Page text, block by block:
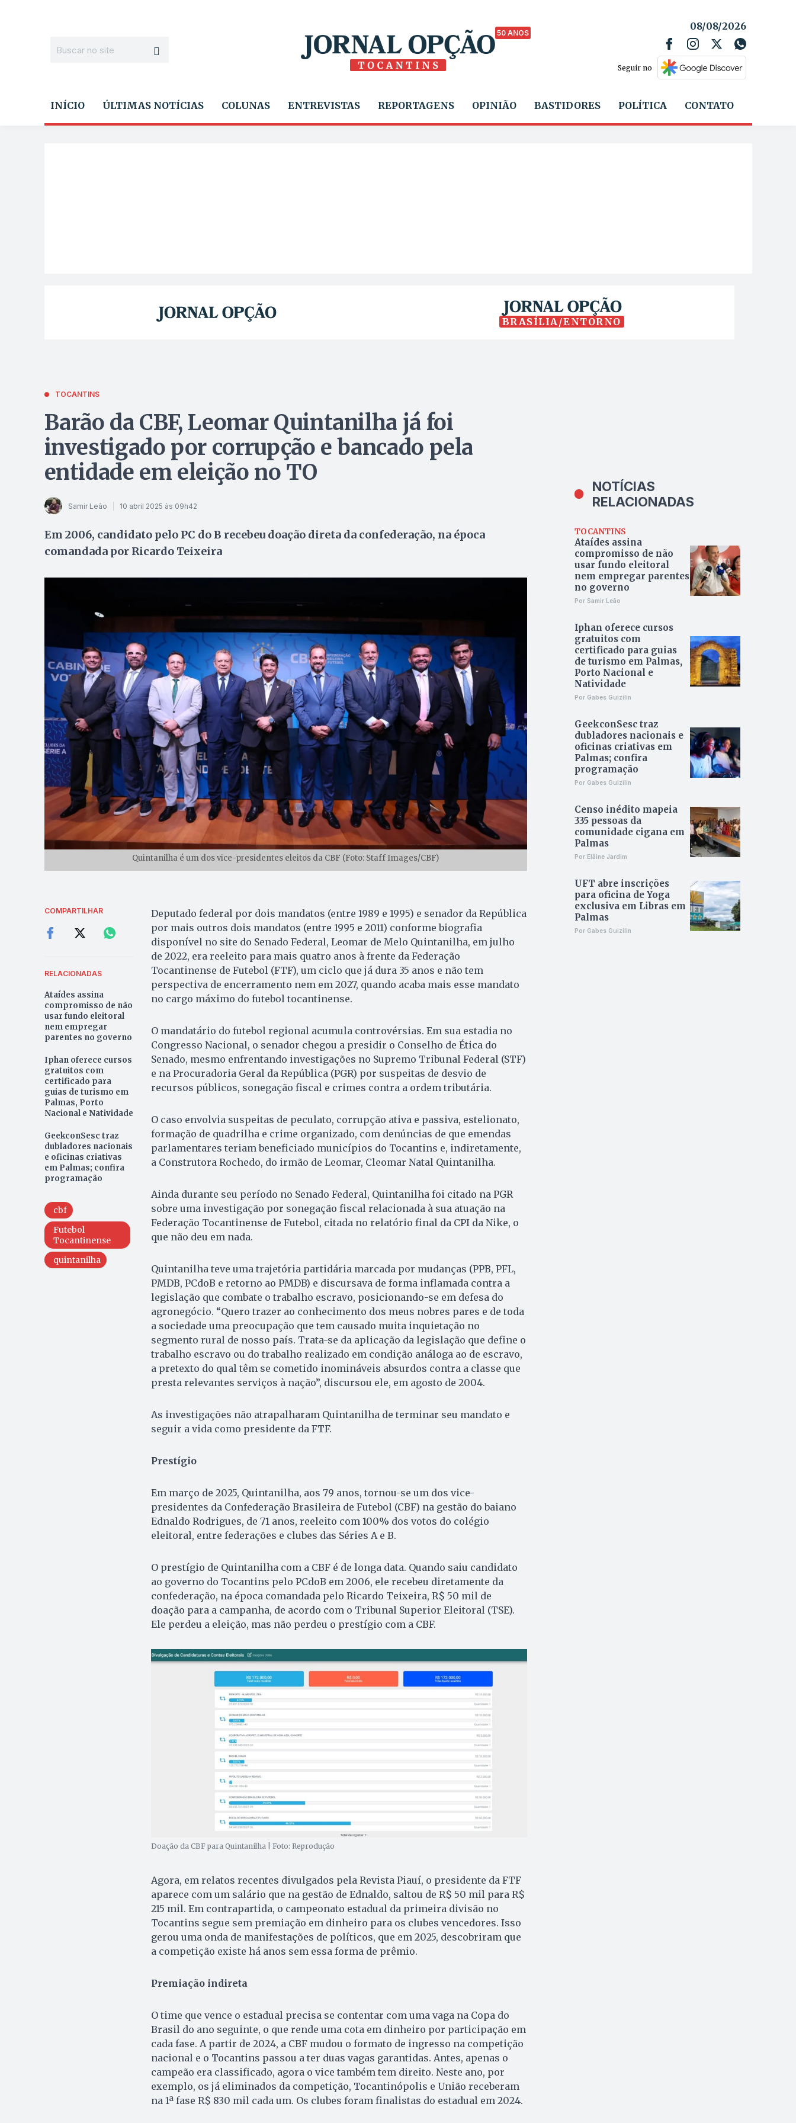
50 ANOS
08/08/2026
Seguir no
INÍCIO ÚLTIMAS NOTÍCIAS COLUNAS ENTREVISTAS REPORTAGENS OPINIÃO BASTIDORES POLÍTICA CONTATO
BRASÍLIA/ENTORNO
TOCANTINS
Barão da CBF, Leomar Quintanilha já foi
investigado por corrupção e bancado pela
entidade em eleição no TO
Samir Leão 10 abril 2025 às 09h42
Em 2006, candidato pelo PC do B recebeu doação direta da confederação, na época
comandada por Ricardo Teixeira
Quintanilha é um dos vice-presidentes eleitos da CBF (Foto: Staff Images/CBF)
COMPARTILHAR
RELACIONADAS
Ataídes assina
compromisso de não
usar fundo eleitoral
nem empregar
parentes no governo
Iphan oferece cursos
gratuitos com
certificado para
guias de turismo em
Palmas, Porto
Nacional e Natividade
GeekconSesc traz
dubladores nacionais
e oficinas criativas
em Palmas; confira
programação
cbf
Futebol
Tocantinense
quintanilha
Deputado federal por dois mandatos (entre 1989 e 1995) e senador da República
por mais outros dois mandatos (entre 1995 e 2011) conforme biografia
disponível no site do Senado Federal, Leomar de Melo Quintanilha, em julho
de 2022, era reeleito para mais quatro anos à frente da Federação
Tocantinense de Futebol (FTF), um ciclo que já dura 35 anos e não tem
perspectiva de encerramento nem em 2027, quando acaba mais esse mandato
no cargo máximo do futebol tocantinense.
O mandatário do futebol regional acumula controvérsias. Em sua estadia no
Congresso Nacional, o senador chegou a presidir o Conselho de Ética do
Senado, mesmo enfrentando investigações no Supremo Tribunal Federal (STF)
e na Procuradoria Geral da República (PGR) por suspeitas de desvio de
recursos públicos, sonegação fiscal e crimes contra a ordem tributária.
O caso envolvia suspeitas de peculato, corrupção ativa e passiva, estelionato,
formação de quadrilha e crime organizado, com denúncias de que emendas
parlamentares teriam beneficiado municípios do Tocantins e, indiretamente,
a Construtora Rochedo, do irmão de Leomar, Cleomar Natal Quintanilha.
Ainda durante seu período no Senado Federal, Quintanilha foi citado na PGR
sobre uma investigação por sonegação fiscal relacionada à sua atuação na
Federação Tocantinense de Futebol, citada no relatório final da CPI da Nike, o
que não deu em nada.
Quintanilha teve uma trajetória partidária marcada por mudanças (PPB, PFL,
PMDB, PCdoB e retorno ao PMDB) e discursava de forma inflamada contra a
legislação que combate o trabalho escravo, posicionando-se em defesa do
agronegócio. “Quero trazer ao conhecimento dos meus nobres pares e de toda
a sociedade uma preocupação que tem causado muita inquietação no
segmento rural de nosso país. Trata-se da aplicação da legislação que define o
trabalho escravo ou do trabalho realizado em condição análoga ao de escravo,
a pretexto do qual têm se cometido inomináveis absurdos contra a classe que
presta relevantes serviços à nação”, discursou ele, em agosto de 2004.
As investigações não atrapalharam Quintanilha de terminar seu mandato e
seguir a vida como presidente da FTF.
Prestígio
Em março de 2025, Quintanilha, aos 79 anos, tornou-se um dos vice-
presidentes da Confederação Brasileira de Futebol (CBF) na gestão do baiano
Ednaldo Rodrigues, de 71 anos, reeleito com 100% dos votos do colégio
eleitoral, entre federações e clubes das Séries A e B.
O prestígio de Quintanilha com a CBF é de longa data. Quando saiu candidato
ao governo do Tocantins pelo PCdoB em 2006, ele recebeu diretamente da
confederação, na época comandada pelo Ricardo Teixeira, R$ 50 mil de
doação para a campanha, de acordo com o Tribunal Superior Eleitoral (TSE).
Ele perdeu a eleição, mas não perdeu o prestígio com a CBF.
Doação da CBF para Quintanilha | Foto: Reprodução
Agora, em relatos recentes divulgados pela Revista Piauí, o presidente da FTF
aparece com um salário que na gestão de Ednaldo, saltou de R$ 50 mil para R$
215 mil. Em contrapartida, o campeonato estadual da primeira divisão no
Tocantins segue sem premiação em dinheiro para os clubes vencedores. Isso
gerou uma onda de manifestações de políticos, que em 2025, descobriram que
a competição existe há anos sem essa forma de prêmio.
Premiação indireta
O time que vence o estadual precisa se contentar com uma vaga na Copa do
Brasil do ano seguinte, o que rende uma cota em dinheiro por participação em
cada fase. A partir de 2024, a CBF mudou o formato de ingresso na competição
nacional e o Tocantins passou a ter duas vagas garantidas. Antes, apenas o
campeão era classificado, agora o vice também tem direito. Neste ano, por
exemplo, os já eliminados da competição, Tocantinópolis e União receberam
na 1ª fase R$ 830 mil cada um. Os clubes foram finalistas do estadual em 2024.
NOTÍCIAS
RELACIONADAS
TOCANTINS
Ataídes assina
compromisso de não
usar fundo eleitoral
nem empregar parentes
no governo
Por Samir Leão
Iphan oferece cursos
gratuitos com
certificado para guias
de turismo em Palmas,
Porto Nacional e
Natividade
Por Gabes Guizilin
GeekconSesc traz
dubladores nacionais e
oficinas criativas em
Palmas; confira
programação
Por Gabes Guizilin
Censo inédito mapeia
335 pessoas da
comunidade cigana em
Palmas
Por Elâine Jardim
UFT abre inscrições
para oficina de Yoga
exclusiva em Libras em
Palmas
Por Gabes Guizilin